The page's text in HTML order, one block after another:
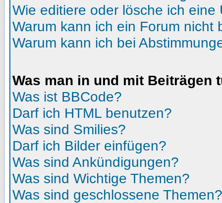
Wie editiere oder lösche ich eine
Warum kann ich ein Forum nicht
Warum kann ich bei
Was man in und mit Beiträgen
Was ist BBCode?
Darf ich HTML benutzen?
Was sind Smilies?
Darf ich Bilder einfügen?
Was sind Ankündigungen?
Was sind Wichtige Themen?
Was sind geschlossene Themen?